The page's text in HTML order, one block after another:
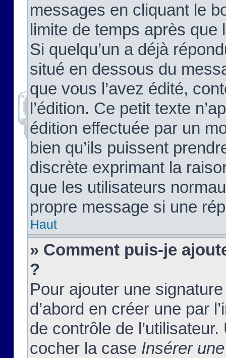
messages en cliquant le
limite de temps après que
Si quelqu’un a déjà
situé en dessous du
que vous l’avez édité,
l’édition. Ce petit texte
édition effectuée par un
bien qu’ils puissent
discrète exprimant la
que les utilisateurs
propre message si une
Haut
» Comment puis-je
?
Pour ajouter une
d’abord en créer une par
de contrôle de
cocher la case Insérer